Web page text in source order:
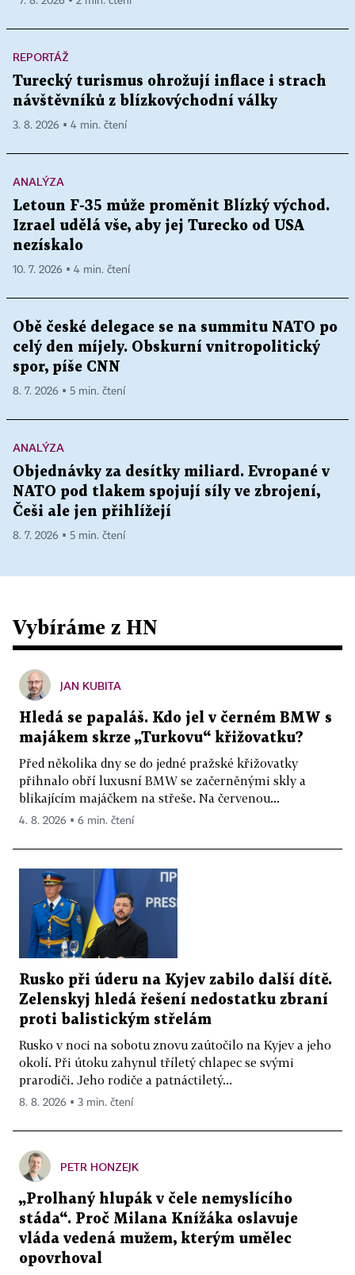
REPORTÁŽ
Turecký turismus ohrožují inflace i strach
návštěvníků z blízkovýchodní války
3. 8. 2026 ▪ 4 min. čtení
ANALÝZA
Letoun F-35 může proměnit Blízký východ.
Izrael udělá vše, aby jej Turecko od USA
nezískalo
10. 7. 2026 ▪ 4 min. čtení
Obě české delegace se na summitu NATO po
celý den míjely. Obskurní vnitropolitický
spor, píše CNN
8. 7. 2026 ▪ 5 min. čtení
ANALÝZA
Objednávky za desítky miliard. Evropané v
NATO pod tlakem spojují síly ve zbrojení,
Češi ale jen přihlížejí
8. 7. 2026 ▪ 5 min. čtení
Vybíráme z HN
JAN KUBITA
Hledá se papaláš. Kdo jel v černém BMW s
majákem skrze „Turkovu“ křižovatku?
Před několika dny se do jedné pražské křižovatky
přihnalo obří luxusní BMW se začerněnými skly a
blikajícím majáčkem na střeše. Na červenou...
4. 8. 2026 ▪ 6 min. čtení
Rusko při úderu na Kyjev zabilo další dítě.
Zelenskyj hledá řešení nedostatku zbraní
proti balistickým střelám
Rusko v noci na sobotu znovu zaútočilo na Kyjev a jeho
okolí. Při útoku zahynul tříletý chlapec se svými
prarodiči. Jeho rodiče a patnáctiletý...
8. 8. 2026 ▪ 3 min. čtení
PETR HONZEJK
„Prolhaný hlupák v čele nemyslícího
stáda“. Proč Milana Knížáka oslavuje
vláda vedená mužem, kterým umělec
opovrhoval